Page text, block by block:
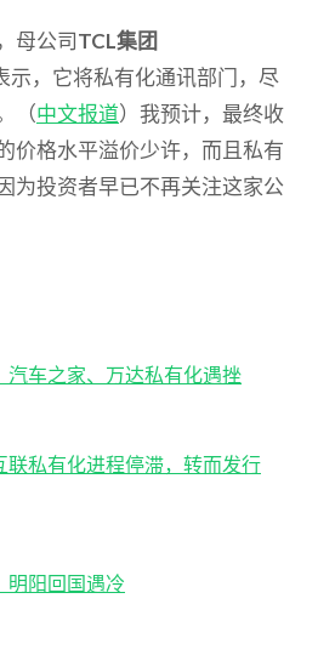
母公司TCL集团
示，它将私有化通讯部门，尽
（中文报道）我预计，最终收
价格水平溢价少许，而且私有
为投资者早已不再关注这家公
汽车之家、万达私有化遇挫
联私有化进程停滞，转而发行
明阳回国遇冷